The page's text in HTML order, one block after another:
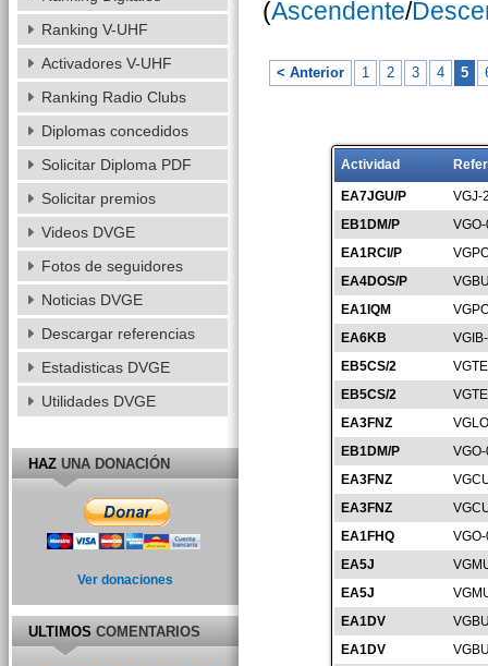
(Ascendente/
< Anterior 1 2 3 4 5
Actividad
EA7JGU/P
VGJ-
EB1DM/P
EA1RCI/P
EA4DOS/P
EA1IQM
EA6KB
EB5CS/2
EB5CS/2
EA3FNZ
EB1DM/P
EA3FNZ
EA3FNZ
EA1FHQ
EA5J
EA5J
EA1DV
EA1DV
Ranking V-UHF
Activadores V-UHF
Ranking Radio Clubs
Diplomas concedidos
Solicitar Diploma PDF
Solicitar premios
Videos DVGE
Fotos de seguidores
Noticias DVGE
Descargar referencias
Estadisticas DVGE
Utilidades DVGE
HAZUNA DONACIÓN
Ver donaciones
ULTIMOSCOMENTARIOS